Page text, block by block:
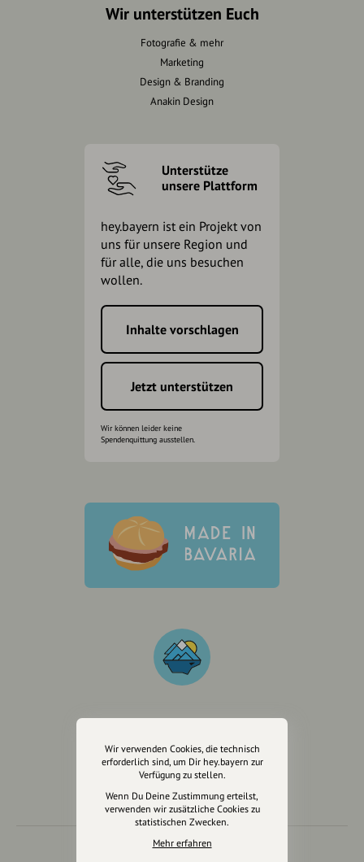
Wir unterstützen Euch
Fotografie & mehr
Marketing
Design & Branding
Anakin Design
Unterstütze
unsere Plattform
hey.bayern ist ein Projekt von
uns für unsere Region und
für alle, die uns besuchen
wollen.
Inhalte vorschlagen
Jetzt unterstützen
Wir können leider keine
Spendenquittung ausstellen.
Wir verwenden Cookies, die technisch
erforderlich sind, um Dir hey.bayern zur
Verfügung zu stellen.
Wenn Du Deine Zustimmung erteilst,
verwenden wir zusätzliche Cookies zu
statistischen Zwecken.
Mehr erfahren